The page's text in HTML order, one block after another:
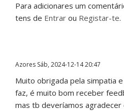
Para adicionares um
tens de Entrar ou Registar-te.
Azores Sáb, 2024-12-14 20:47
Muito obrigada pela simpatia
faz, é muito bom receber
mas tb deveríamos agradecer